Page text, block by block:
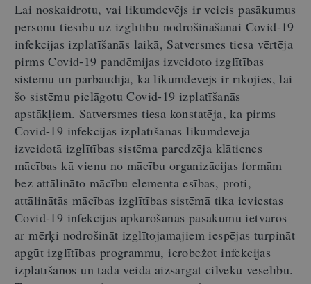
Lai noskaidrotu, vai likumdevējs ir veicis pasākumus
personu tiesību uz izglītību nodrošināšanai Covid-19
infekcijas izplatīšanās laikā, Satversmes tiesa vērtēja
pirms Covid-19 pandēmijas izveidoto izglītības
sistēmu un pārbaudīja, kā likumdevējs ir rīkojies, lai
šo sistēmu pielāgotu Covid-19 izplatīšanās
apstākļiem. Satversmes tiesa konstatēja, ka pirms
Covid-19 infekcijas izplatīšanās likumdevēja
izveidotā izglītības sistēma paredzēja klātienes
mācības kā vienu no mācību organizācijas formām
bez attālināto mācību elementa esības, proti,
attālinātās mācības izglītības sistēmā tika ieviestas
Covid-19 infekcijas apkarošanas pasākumu ietvaros
ar mērķi nodrošināt izglītojamajiem iespējas turpināt
apgūt izglītības programmu, ierobežot infekcijas
izplatīšanos un tādā veidā aizsargāt cilvēku veselību.